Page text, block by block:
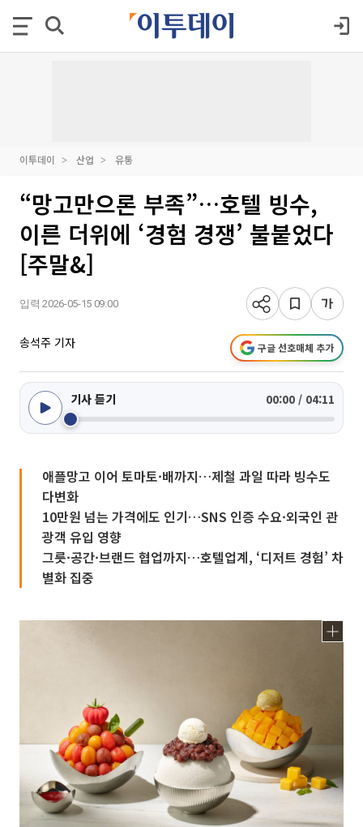
이투데이 산업 유통
“망고만으론 부족”…호텔 빙수,
이른 더위에 ‘경험 경쟁’ 불붙었다
[주말&]
입력 2026-05-15 09:00
송석주 기자 구글 선호매체 추가
기사 듣기 00:00 / 04:11
애플망고 이어 토마토·배까지…제철 과일 따라 빙수도
다변화
10만원 넘는 가격에도 인기…SNS 인증 수요·외국인 관
광객 유입 영향
그릇·공간·브랜드 협업까지…호텔업계, ‘디저트 경험’ 차
별화 집중